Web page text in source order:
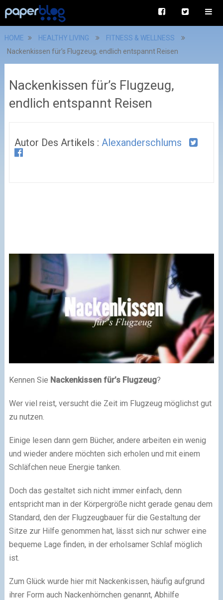
HOME HEALTHY LIVING
FITNESS & WELLNESS
Nackenkissen für’s Flugzeug, endlich entspannt Reisen
Nackenkissen für’s Flugzeug,
endlich entspannt Reisen
Autor Des Artikels : Alexanderschlums
Kennen Sie Nackenkissen für’s Flugzeug?
Wer viel reist, versucht die Zeit im Flugzeug möglichst gut
zu nutzen.
Einige lesen dann gern Bücher, andere arbeiten ein wenig
und wieder andere möchten sich erholen und mit einem
Schläfchen neue Energie tanken.
Doch das gestaltet sich nicht immer einfach, denn
entspricht man in der Körpergröße nicht gerade genau dem
Standard, den der Flugzeugbauer für die Gestaltung der
Sitze zur Hilfe genommen hat, lässt sich nur schwer eine
bequeme Lage finden, in der erholsamer Schlaf möglich
ist.
Zum Glück wurde hier mit Nackenkissen, häufig aufgrund
ihrer Form auch Nackenhörnchen genannt, Abhilfe